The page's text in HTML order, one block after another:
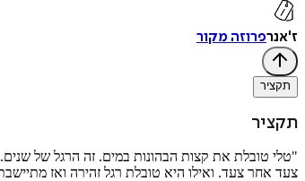
ז'אנרפרוזה מקור
תקציר
תקציר
"טלי טובלת את קצות הבהונות במים. זה הרגל של
צעד אחר צעד. ואילו היא טובלת רגל זהירה ואז